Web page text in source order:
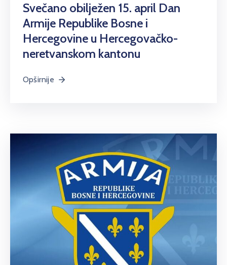
Svečano obilježen 15. april Dan
Armije Republike Bosne i
Hercegovine u Hercegovačko-
neretvanskom kantonu
Opširnije